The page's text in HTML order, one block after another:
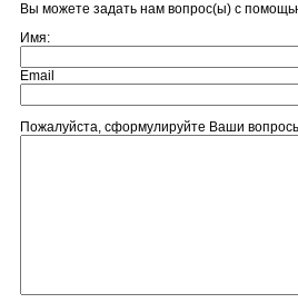
Вы можете задать нам вопрос(ы) с
Имя:
Email
Пожалуйста, сформулируйте Ваши